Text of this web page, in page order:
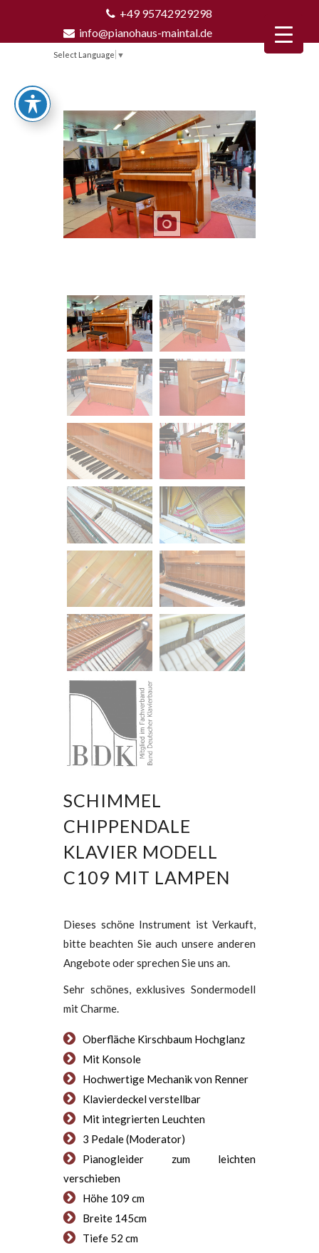
+49 95742929298
info@pianohaus-maintal.de
Select Language ▼
SCHIMMEL
CHIPPENDALE
KLAVIER MODELL
C109 MIT LAMPEN
Dieses schöne Instrument ist Verkauft,
bitte beachten Sie auch unsere anderen
Angebote oder sprechen Sie uns an.
Sehr schönes, exklusives Sondermodell
mit Charme.
Oberfläche Kirschbaum Hochglanz
Mit Konsole
Hochwertige Mechanik von Renner
Klavierdeckel verstellbar
Mit integrierten Leuchten
3 Pedale (Moderator)
Pianogleider zum leichten
verschieben
Höhe 109 cm
Breite 145cm
Tiefe 52 cm